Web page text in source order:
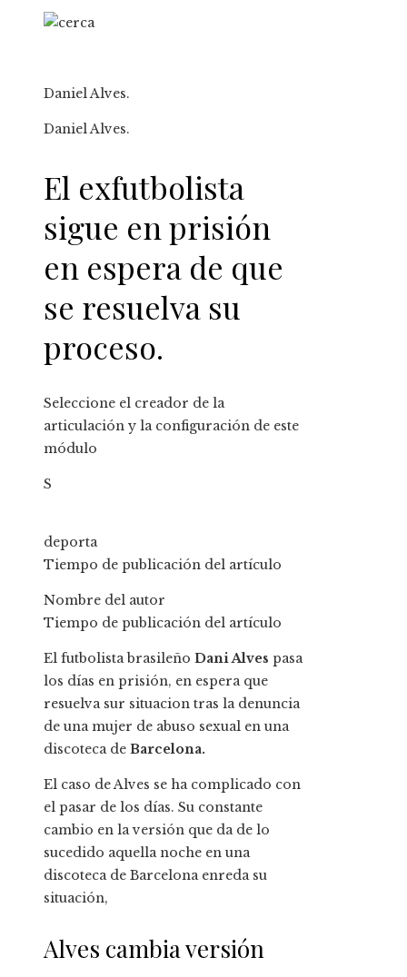
Daniel Alves.
Daniel Alves.
El exfutbolista
sigue en prisión
en espera de que
se resuelva su
proceso.
Seleccione el creador de la
articulación y la configuración de este
módulo
S
deporta
Tiempo de publicación del artículo
Nombre del autor
Tiempo de publicación del artículo
El futbolista brasileño Dani Alves pasa
los días en prisión, en espera que
resuelva sur situacion tras la denuncia
de una mujer de abuso sexual en una
discoteca de Barcelona.
El caso de Alves se ha complicado con
el pasar de los días. Su constante
cambio en la versión que da de lo
sucedido aquella noche en una
discoteca de Barcelona enreda su
situación,
Alves cambia versión